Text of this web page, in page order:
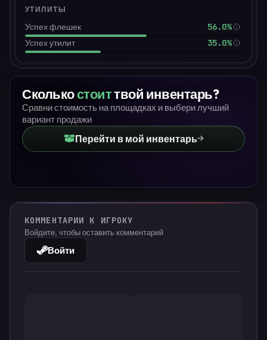
УТИЛИТЫ
Успех флешек
56.0%
Успех утилит
35.0%
Сколькостоиттвой инвентарь?
Сравни стоимость на площадках и выбери лучший
вариант продажи
Перейти в мой инвентарь
КОММЕНТАРИИ К ИГРОКУ
Войдите, чтобы оставить комментарий
Войти